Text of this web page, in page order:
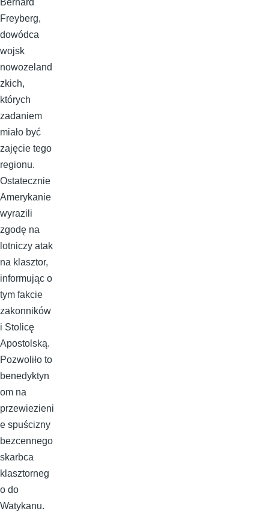
Bernard
Freyberg,
dowódca
wojsk
nowozeland
zkich,
których
zadaniem
miało być
zajęcie tego
regionu.
Ostatecznie
Amerykanie
wyrazili
zgodę na
lotniczy atak
na klasztor,
informując o
tym fakcie
zakonników
i Stolicę
Apostolską.
Pozwoliło to
benedyktyn
om na
przewiezieni
e spuścizny
bezcennego
skarbca
klasztorneg
o do
Watykanu.